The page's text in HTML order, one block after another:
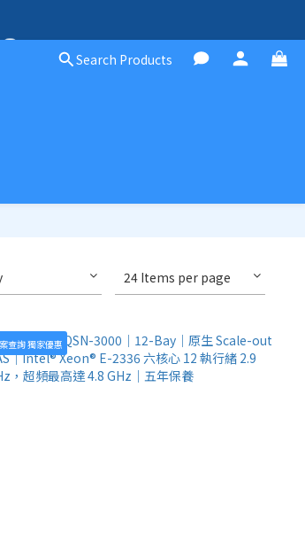
Search Products
24 Items per page
查詢 獨家優惠